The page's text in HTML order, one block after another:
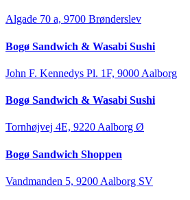
Algade 70 a, 9700 Brønderslev
Bogø Sandwich & Wasabi Sushi
John F. Kennedys Pl. 1F, 9000 Aalborg
Bogø Sandwich & Wasabi Sushi
Tornhøjvej 4E, 9220 Aalborg Ø
Bogø Sandwich Shoppen
Vandmanden 5, 9200 Aalborg SV